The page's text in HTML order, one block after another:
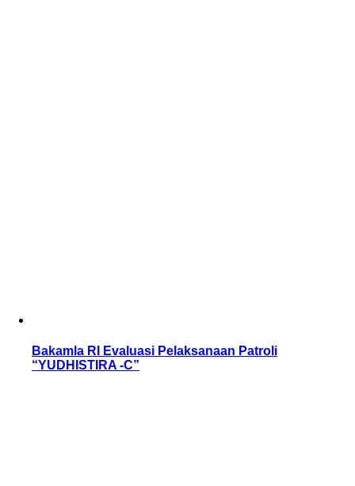
Bakamla RI Evaluasi Pelaksanaan Patroli
“YUDHISTIRA -C”